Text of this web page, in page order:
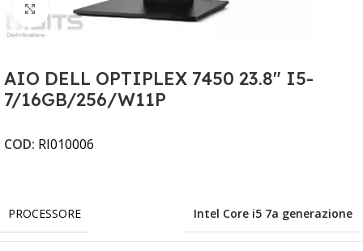
Clicca per ingrandire
AIO DELL OPTIPLEX 7450 23.8" I5-
7/16GB/256/W11P
COD: RI010006
PROCESSORE Intel Core i5 7a generazione